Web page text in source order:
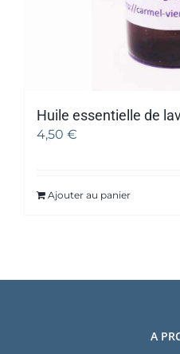
Huile essentielle de
4,50 €
Ajouter au panier
A